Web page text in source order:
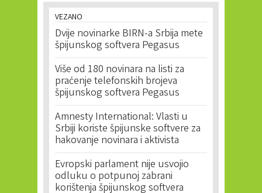
VEZANO
Dvije novinarke BIRN-a Srbija mete
špijunskog softvera Pegasus
Više od 180 novinara na listi za
praćenje telefonskih brojeva
špijunskog softvera Pegasus
Amnesty International: Vlasti u
Srbiji koriste špijunske softvere za
hakovanje novinara i aktivista
Evropski parlament nije usvojio
odluku o potpunoj zabrani
korištenja špijunskog softvera